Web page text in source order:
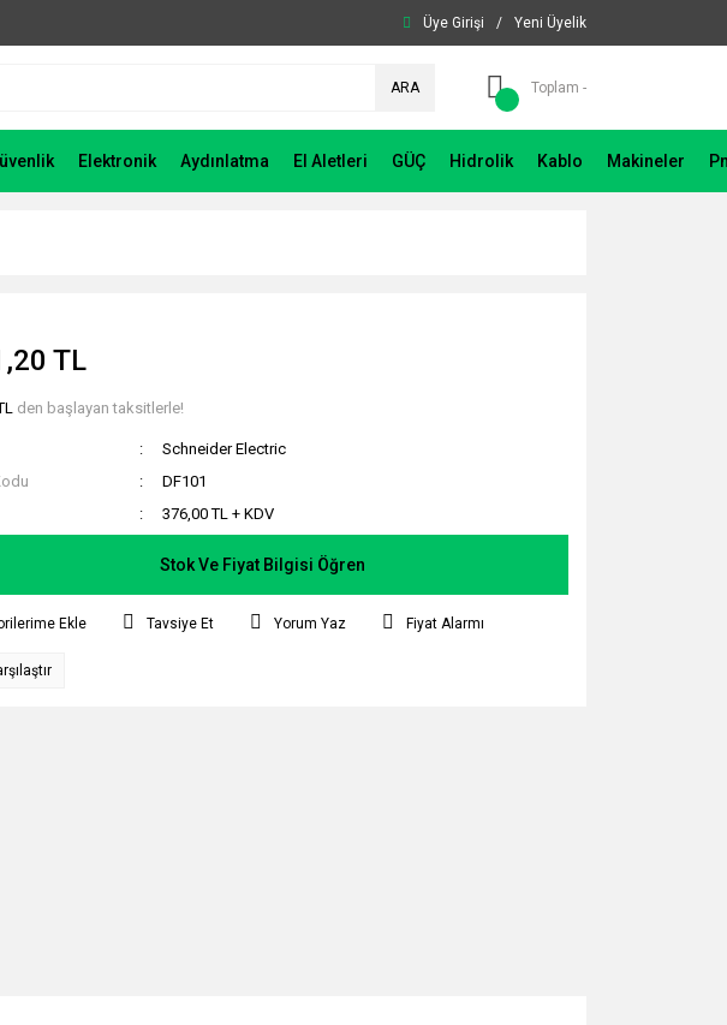
Üye Girişi / Yeni Üyelik
ARA Toplam -
Elektronik Aydınlatma El Aletleri GÜÇ Hidrolik Kablo Makineler
TL
den başlayan taksitlerle!
Schneider Electric
DF101
376,00 TL + KDV
Stok Ve Fiyat Bilgisi Öğren
Tavsiye Et Yorum Yaz Fiyat Alarmı